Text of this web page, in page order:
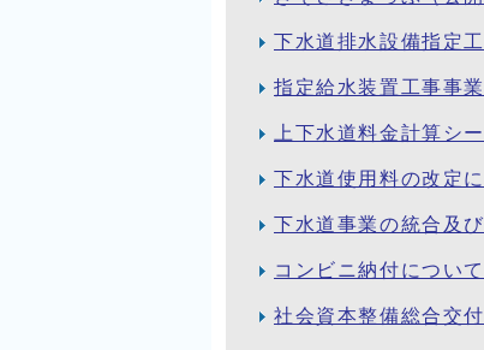
下水道排水設備指定
指定給水装置工事事
上下水道料金計算シ
下水道使用料の改定
下水道事業の統合及
コンビニ納付について
社会資本整備総合交